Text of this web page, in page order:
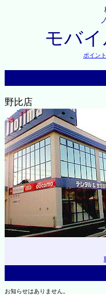
モバ
ポイント
野比店
お知らせはありません。